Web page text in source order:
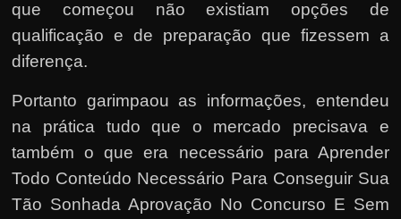
que começou não existiam opções de
qualificação e de preparação que fizessem a
diferença.
Portanto garimpaou as informações, entendeu
na prática tudo que o mercado precisava e
também o que era necessário para Aprender
Todo Conteúdo Necessário Para Conseguir Sua
Tão Sonhada Aprovação No Concurso E Sem